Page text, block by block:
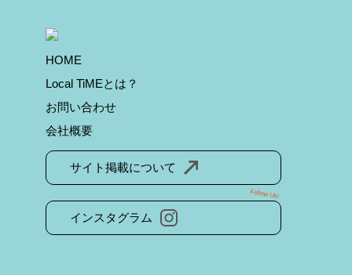
HOME
Local TiMEとは？
お問い合わせ
会社概要
サイト掲載について
インスタグラム
Follow Us!